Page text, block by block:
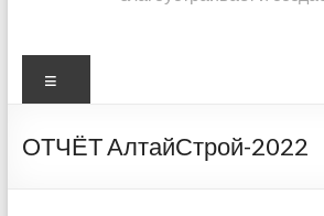
ОТЧЁТ АлтайСтрой-2022